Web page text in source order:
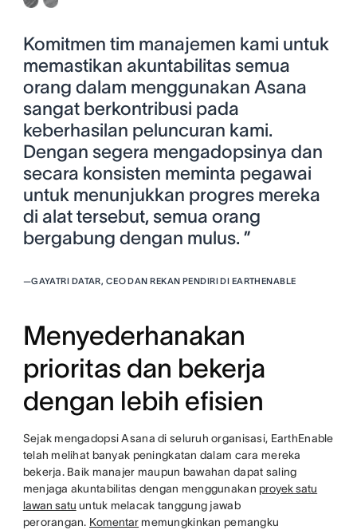
Komitmen tim manajemen kami untuk
memastikan akuntabilitas semua
orang dalam menggunakan Asana
sangat berkontribusi pada
keberhasilan peluncuran kami.
Dengan segera mengadopsinya dan
secara konsisten meminta pegawai
untuk menunjukkan progres mereka
di alat tersebut, semua orang
bergabung dengan mulus. ”
—GAYATRI DATAR, CEO DAN REKAN PENDIRI DI EARTHENABLE
Menyederhanakan
prioritas dan bekerja
dengan lebih efisien
Sejak mengadopsi Asana di seluruh organisasi, EarthEnable
telah melihat banyak peningkatan dalam cara mereka
bekerja. Baik manajer maupun bawahan dapat saling
menjaga akuntabilitas dengan menggunakan proyek satu
lawan satu untuk melacak tanggung jawab
perorangan. Komentar memungkinkan pemangku